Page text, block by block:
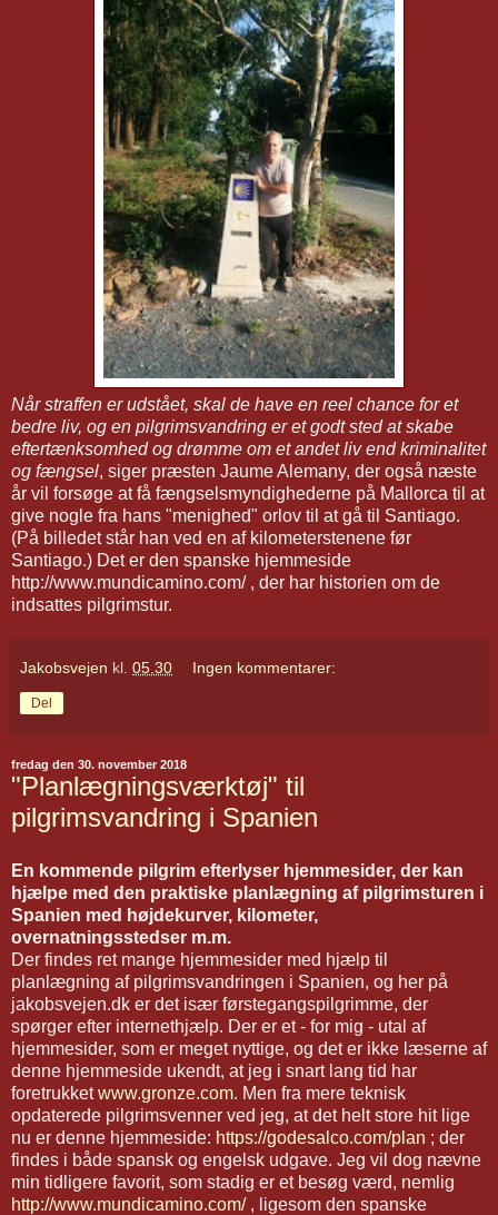
Når straffen er udstået, skal de have en reel chance for et
bedre liv, og en pilgrimsvandring er et godt sted at skabe
eftertænksomhed og drømme om et andet liv end kriminalitet
og fængsel, siger præsten Jaume Alemany, der også næste
år vil forsøge at få fængselsmyndighederne på Mallorca til at
give nogle fra hans "menighed" orlov til at gå til Santiago.
(På billedet står han ved en af kilometerstenene før
Santiago.) Det er den spanske hjemmeside
http://www.mundicamino.com/ , der har historien om de
indsattes pilgrimstur.
Jakobsvejen kl. 05.30 Ingen kommentarer:
Del
fredag den 30. november 2018
"Planlægningsværktøj" til
pilgrimsvandring i Spanien
En kommende pilgrim efterlyser hjemmesider, der kan
hjælpe med den praktiske planlægning af pilgrimsturen i
Spanien med højdekurver, kilometer,
overnatningsstedser m.m.
Der findes ret mange hjemmesider med hjælp til
planlægning af pilgrimsvandringen i Spanien, og her på
jakobsvejen.dk er det især førstegangspilgrimme, der
spørger efter internethjælp. Der er et - for mig - utal af
hjemmesider, som er meget nyttige, og det er ikke læserne af
denne hjemmeside ukendt, at jeg i snart lang tid har
foretrukketwww.gronze.com. Men fra mere teknisk
opdaterede pilgrimsvenner ved jeg, at det helt store hit lige
nu er denne hjemmeside: https://godesalco.com/plan ; der
findes i både spansk og engelsk udgave. Jeg vil dog nævne
min tidligere favorit, som stadig er et besøg værd, nemlig
http://www.mundicamino.com/, ligesom den spanske